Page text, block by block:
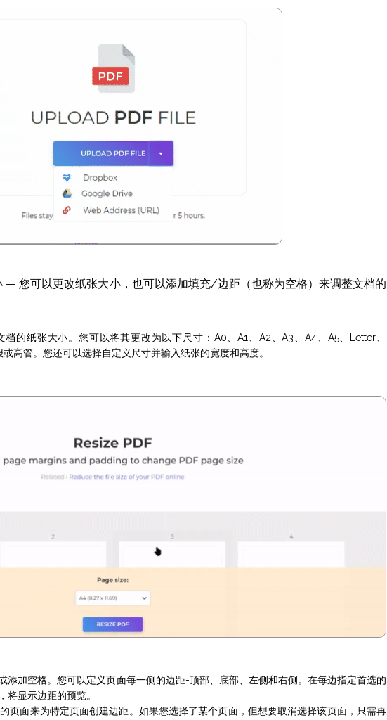
— 您可以更改纸张大小，也可以添加填充/边距（也称为空格）来调整文档的
档的纸张大小。您可以将其更改为以下尺寸：A0、A1、A2、A3、A4、A5、Letter、
高管。您还可以选择自定义尺寸并输入纸张的宽度和高度。
添加空格。您可以定义页面每一侧的边距-顶部、底部、左侧和右侧。在每边指定首选的
将显示边距的预览。
页面来为特定页面创建边距。如果您选择了某个页面，但想要取消选择该页面，只需再